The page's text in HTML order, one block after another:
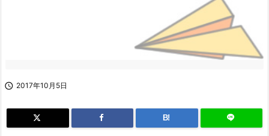
 2017年10月5日
B!